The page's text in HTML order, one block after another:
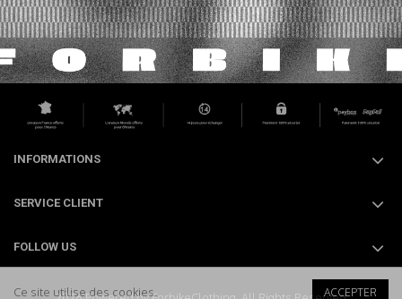
INFORMATIONS
SERVICE CLIENT
FOLLOW US
ACCEPTER
Ce site utilise des cookies.